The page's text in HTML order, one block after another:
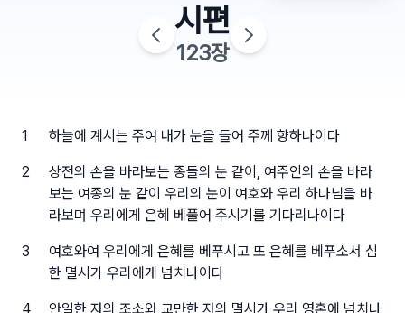
시편
123장
1 하늘에 계시는 주여 내가 눈을 들어 주께 향하나이다
2
상전의 손을 바라보는 종들의 눈 같이, 여주인의 손을 바라
보는 여종의 눈 같이 우리의 눈이 여호와 우리 하나님을 바
라보며 우리에게 은혜 베풀어 주시기를 기다리나이다
3
여호와여 우리에게 은혜를 베푸시고 또 은혜를 베푸소서 심
한 멸시가 우리에게 넘치나이다
4
안일한 자의 조소와 교만한 자의 멸시가 우리 영혼에 넘치나